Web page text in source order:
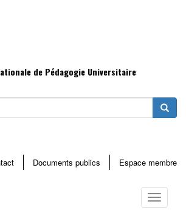
de Pédagogie Universitaire
Espace membre
Documents publics
Toggle